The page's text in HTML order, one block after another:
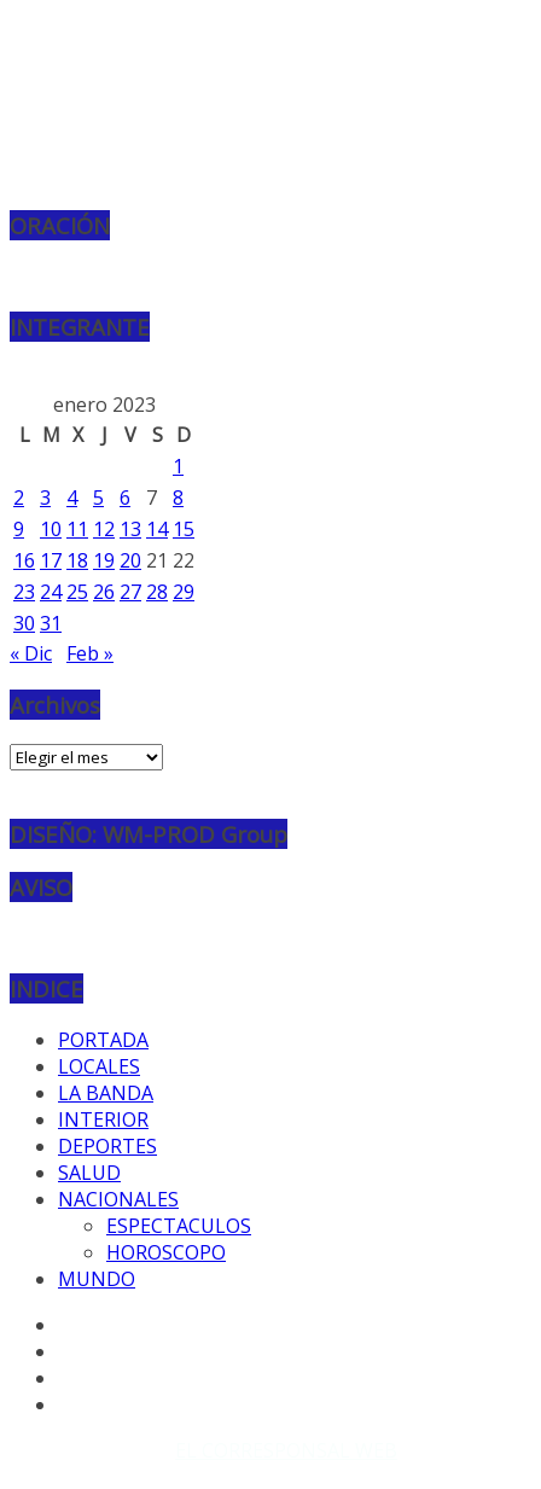
ORACIÓN
INTEGRANTE
enero 2023
L M X J V S D
1
2
3 4 5 6 7 8
9
10 11 12 13 14 15
16 17 18 19 20 21 22
23 24 25 26 27 28 29
30 31
« Dic Feb »
Archivos
Archivos
DISEÑO: WM-PROD Group
AVISO
INDICE
PORTADA
LOCALES
LA BANDA
INTERIOR
DEPORTES
SALUD
NACIONALES
ESPECTACULOS
HOROSCOPO
MUNDO